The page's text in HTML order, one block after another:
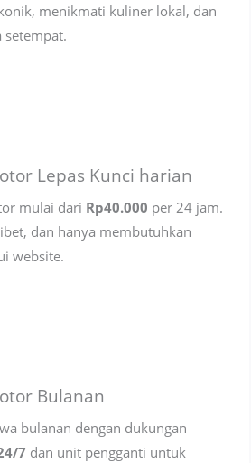
menikmati kuliner lokal, dan
setempat.
Lepas Kunci harian
mulai dari Rp40.000 per 24 jam.
dan hanya membutuhkan
website.
Bulanan
bulanan dengan dukungan
7 dan unit pengganti untuk